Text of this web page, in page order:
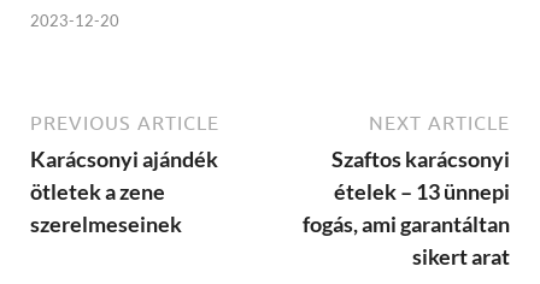
2023-12-20
PREVIOUS ARTICLE
Karácsonyi ajándék
ötletek a zene
szerelmeseinek
NEXT ARTICLE
Szaftos karácsonyi
ételek – 13 ünnepi
fogás, ami garantáltan
sikert arat